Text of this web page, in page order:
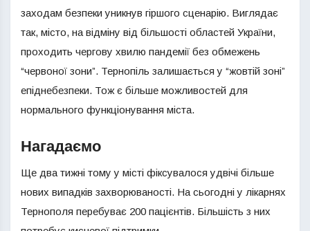
заходам безпеки уникнув гіршого сценарію. Виглядає
так, місто, на відміну від більшості областей України,
проходить чергову хвилю пандемії без обмежень
“червоної зони”. Тернопіль залишається у “жовтій зоні”
епіднебезпеки. Тож є більше можливостей для
нормального функціонування міста.
Нагадаємо
Ще два тижні тому у місті фіксувалося удвічі більше
нових випадків захворюваності. На сьогодні у лікарнях
Тернополя перебуває 200 пацієнтів. Більшість з них